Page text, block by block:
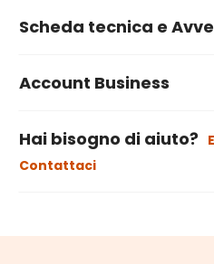
Scheda tecnica e
Account Business
Hai bisogno di aiuto?
Contattaci